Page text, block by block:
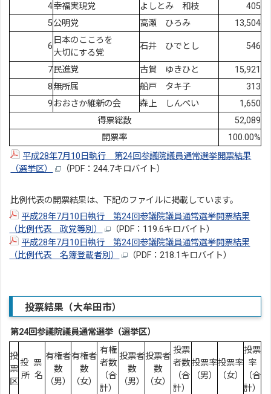
4幸福実現党 よしとみ 和枝
405
5公明党 高瀬 ひろみ 13,504
6
日本のこころを
大切にする党
石井 ひでとし 546
7民進党 古賀 ゆきひと
15,921
8無所属 船戸 タキ子
313
9 おおさか維新の会 森上 しんぺい
1,650
得票総数
52,089
開票率
100.00%
平成28年7月10日執行 第24回参議院議員通常選挙開票結果
（選挙区）
（PDF：244.7キロバイト）
比例代表の開票結果は、下記のファイルに掲載しています。
平成28年7月10日執行 第24回参議院議員通常選挙開票結果
（比例代表 政党等別）
（PDF：119.6キロバイト）
平成28年7月10日執行 第24回参議院議員通常選挙開票結果
（比例代表 名簿登載者別）
（PDF：218.1キロバイト）
投票結果（大牟田市）
第24回参議院議員通常選挙（選挙区）
投
票
区
投 票
所 名
有権者
数
（男）
有権者
数
（女）
有権
者数
（合
計）
投票者
数
（男）
投票者
数
（女）
投票
者数
（合
計）
投票率
（男）
投票率
（女）
投票
率
（合
計）